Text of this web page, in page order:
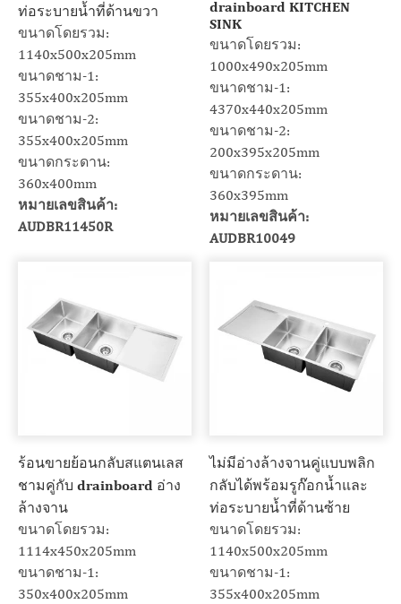
ท่อระบายน้ำที่ด้านขวา
ขนาดโดยรวม:
1140x500x205mm
ขนาดชาม-1:
355x400x205mm
ขนาดชาม-2:
355x400x205mm
ขนาดกระดาน:
360x400mm
หมายเลขสินค้า:
AUDBR11450R
drainboard KITCHEN
SINK
ขนาดโดยรวม:
1000x490x205mm
ขนาดชาม-1:
4370x440x205mm
ขนาดชาม-2:
200x395x205mm
ขนาดกระดาน:
360x395mm
หมายเลขสินค้า:
AUDBR10049
ร้อนขายย้อนกลับสแตนเลส
ชามคู่กับ drainboard อ่าง
ล้างจาน
ขนาดโดยรวม:
1114x450x205mm
ขนาดชาม-1:
350x400x205mm
ไม่มีอ่างล้างจานคู่แบบพลิก
กลับได้พร้อมรูก๊อกน้ำและ
ท่อระบายน้ำที่ด้านซ้าย
ขนาดโดยรวม:
1140x500x205mm
ขนาดชาม-1:
355x400x205mm